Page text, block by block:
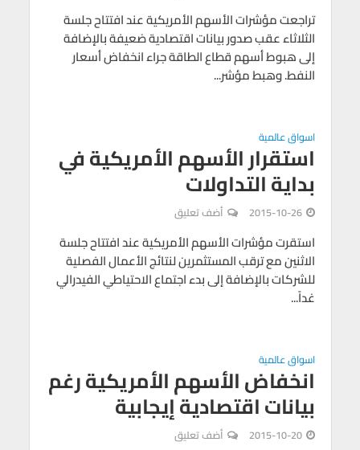
تراجعت مؤشرات الأسهم الأمريكية عند افتتاح جلسة
الثلاثاء عقب صدور بيانات اقتصادية ضعيفة بالإضافة
إلى هبوط أسهم قطاع الطاقة جراء انخفاض أسعار
النفط. وهبط مؤشر...
اسواق عالمية
استقرار الأسهم الأمريكية في
بداية التداولات
2015-10-26 أضف تعليق
استقرت مؤشرات الأسهم الأمريكية عند افتتاح جلسة
الاثنين مع ترقب المستثمرين لنتائج الأعمال الفصلية
للشركات بالإضافة إلى بدء اجتماع الاحتياطي الفيدرالي
غداً...
اسواق عالمية
انخفاض الأسهم الأمريكية رغم
بيانات اقتصادية إيجابية
2015-10-20 أضف تعليق